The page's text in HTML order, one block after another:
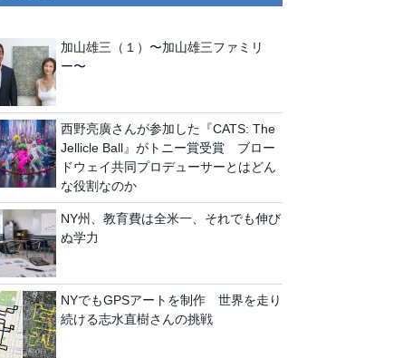
加山雄三（１）〜加山雄三ファミリ
ー〜
西野亮廣さんが参加した『CATS: The
Jellicle Ball』がトニー賞受賞 ブロー
ドウェイ共同プロデューサーとはどん
な役割なのか
NY州、教育費は全米一、それでも伸び
ぬ学力
NYでもGPSアートを制作 世界を走り
続ける志水直樹さんの挑戦